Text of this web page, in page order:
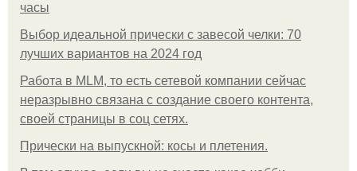
часы
Выбор идеальной прически с завесой челки: 70
лучших вариантов на 2024 год
Работа в MLM, то есть сетевой компании сейчас
неразрывно связана с создание своего контента,
своей страницы в соц сетях.
Прически на выпускной: косы и плетения.